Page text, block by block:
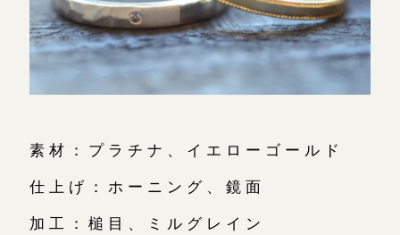
素材：プラチナ、イエローゴールド
仕上げ：ホーニング、鏡面
加工：槌目、ミルグレイン